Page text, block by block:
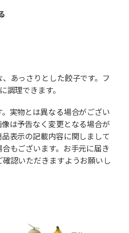
あっさりとした餃子です。フ
調理できます。
実物とは異なる場合がござい
は予告なく変更となる場合が
表示の記載内容に関しまして
もございます。お手元に届き
認いただきますようお願いし